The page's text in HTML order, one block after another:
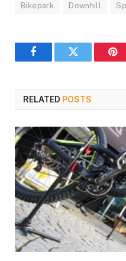
Bikepark Downhill
FacebookTwitter
RELATED POSTS